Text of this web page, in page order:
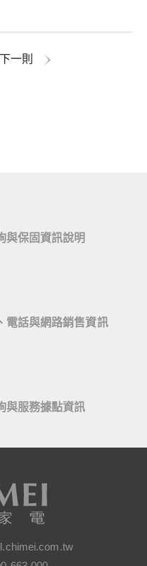
下一則
與保固資訊說明
電話與網路銷售資訊
與服務據點資訊